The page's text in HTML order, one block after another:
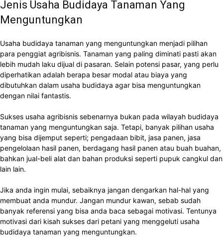
Jenis Usaha Budidaya Tanaman Yang
Menguntungkan
Usaha budidaya tanaman yang menguntungkan menjadi pilihan
para penggiat agribisnis. Tanaman yang paling diminati pasti akan
lebih mudah laku dijual di pasaran. Selain potensi pasar, yang perlu
diperhatikan adalah berapa besar modal atau biaya yang
dibutuhkan dalam usaha budidaya agar bisa menguntungkan
dengan nilai fantastis.
Sukses usaha agribisnis sebenarnya bukan pada wilayah budidaya
tanaman yang menguntungkan saja. Tetapi, banyak pilihan usaha
yang bisa dijemput seperti; pengadaan bibit, jasa panen, jasa
pengelolaan hasil panen, berdagang hasil panen atau buah buahan,
bahkan jual-beli alat dan bahan produksi seperti pupuk cangkul dan
lain lain.
Jika anda ingin mulai, sebaiknya jangan dengarkan hal-hal yang
membuat anda mundur. Jangan mundur kawan, sebab sudah
banyak referensi yang bisa anda baca sebagai motivasi. Tentunya
motivasi dari kisah sukses dari petani yang menggeluti usaha
budidaya tanaman yang menguntungkan.